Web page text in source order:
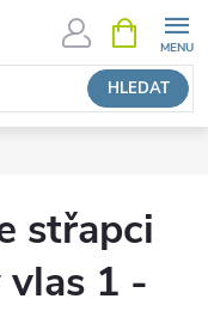
HLEDAT
NÁKUPNÍ
KOŠÍK
střapci
1 -